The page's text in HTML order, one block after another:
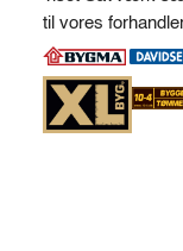
antal
e
r
n
t
til vores